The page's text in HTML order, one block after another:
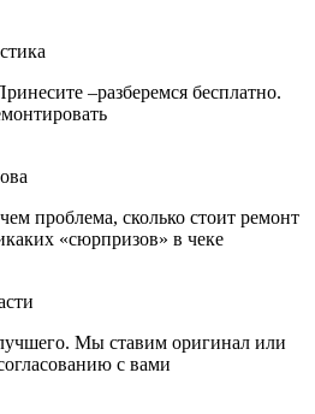
–разберемся бесплатно.
проблема, сколько стоит ремонт
«сюрпризов» в чеке
Мы ставим оригинал или
с вами